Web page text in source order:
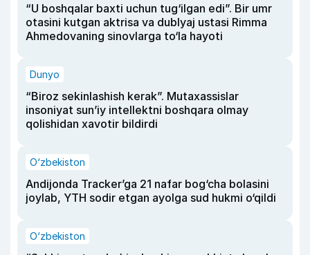
“U boshqalar baxti uchun tug‘ilgan edi”. Bir umr
otasini kutgan aktrisa va dublyaj ustasi Rimma
Ahmedovaning sinovlarga to‘la hayoti
Dunyo
“Biroz sekinlashish kerak”. Mutaxassislar
insoniyat sun’iy intellektni boshqara olmay
qolishidan xavotir bildirdi
O‘zbekiston
Andijonda Tracker’ga 21 nafar bog‘cha bolasini
joylab, YTH sodir etgan ayolga sud hukmi o‘qildi
O‘zbekiston